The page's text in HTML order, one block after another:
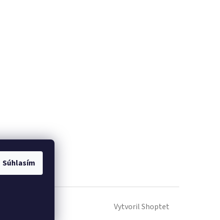
Súhlasím
Vytvoril Shoptet